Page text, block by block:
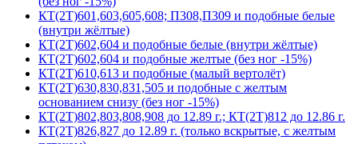
КТ(2Т)601,603,605,608; П308,П309 и подобные белые
(внутри жёлтые)
КТ(2Т)602,604 и подобные белые (внутри жёлтые)
КТ(2Т)602,604 и подобные желтые (без ног -15%)
КТ(2Т)610,613 и подобные (малый вертолёт)
КТ(2Т)630,830,831,505 и подобные с желтым
основанием снизу (без ног -15%)
КТ(2Т)802,803,808,908 до 12.89 г.; КТ(2Т)812 до 12.86 г.
КТ(2Т)826,827 до 12.89 г. (только вскрытые, с желтым